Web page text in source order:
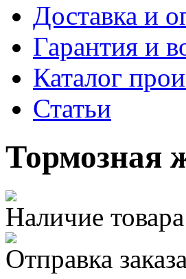
Доставка и
Гарантия и
Каталог
Статьи
Тормозная
Наличие
Отправка